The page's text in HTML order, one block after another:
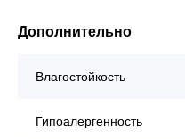
Дополнительно
Влагостойкость
Гипоалергенность